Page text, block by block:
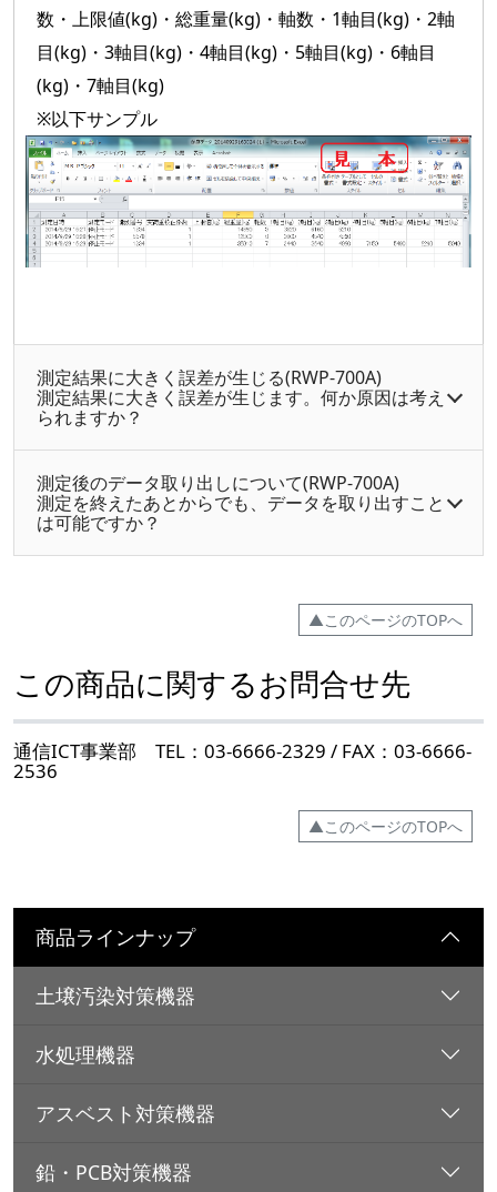
数・上限値(kg)・総重量(kg)・軸数・1軸目(kg)・2軸
目(kg)・3軸目(kg)・4軸目(kg)・5軸目(kg)・6軸目
(kg)・7軸目(kg)
※以下サンプル
測定結果に大きく誤差が生じる(RWP-700A)
測定結果に大きく誤差が生じます。何か原因は考え
られますか？
測定後のデータ取り出しについて(RWP-700A)
測定を終えたあとからでも、データを取り出すこと
は可能ですか？
▲このページのTOPへ
この商品に関するお問合せ先
通信ICT事業部 TEL：03-6666-2329 / FAX：03-6666-
2536
▲このページのTOPへ
商品ラインナップ
土壌汚染対策機器
水処理機器
アスベスト対策機器
鉛・PCB対策機器